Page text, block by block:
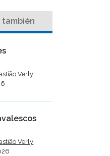
también
Verly
Verly